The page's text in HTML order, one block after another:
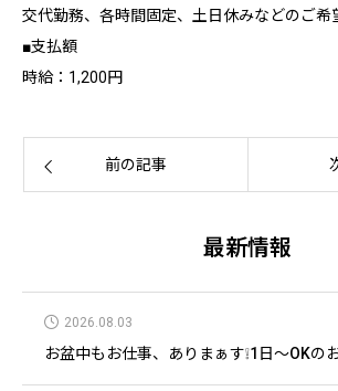
交代勤務、各時間固定、土日休みなどのご希
■支払額
時給：1,200円
前の記事
最新情報
2026.08.03
お盆中もお仕事、ありまぁす❕1日～OKの